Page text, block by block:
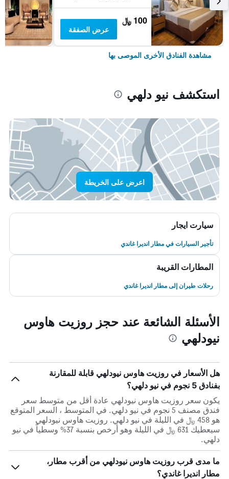
100 ﷼
عرض الصفقة
مشاهدة الفنادق الأخرى الموصى بها
استكشف نيو دلهي
اعرض على الخريطة
سيارت ايجار
تأجير السيارات في مطار انديرا غاندي
المطارات القريبة
رحلات طيران إلى مطار انديرا غاندي
الأسئلة الشائعة عند حجز روزيت هاوس
نيودلهي
هل الأسعار في روزيت هاوس نيودلهي قابلة للمقارنة
بفنادق 5 نجوم في نيو دلهي؟
يكون سعر روزيت هاوس نيودلهي عادة أقل من متوسط ​​سعر
فندق مصنف 5 نجوم في نيو دلهي. في المتوسط ، السعر المتوقع
هو 458 ﷼ في الليلة في نيو دلهي. روزيت هاوس نيودلهي
سيعطيك 631 ﷼ في الليلة وهو أرخص بنسبة 37% وسطياً في نيو
دلهي.
ما مدى قرب روزيت هاوس نيودلهي من أقرب مطار،
مطار انديرا غاندي؟